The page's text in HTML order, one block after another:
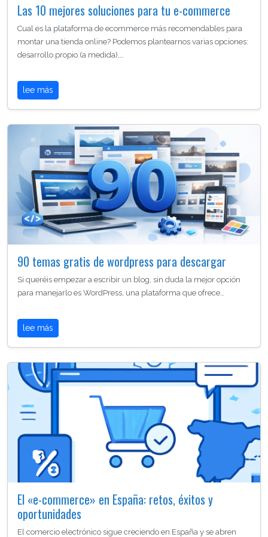
Las 10 mejores soluciones para tu e-commerce
Cual es la plataforma de ecommerce más recomendables para
montar una tienda online? Podemos plantearnos varias opciones:
desarrollo propio (a medida),…
lee más
90 temas gratis de wordpress para descargar
Si queréis empezar a escribir un blog, sin duda la mejor opción
para manejarlo es WordPress, una plataforma que ofrece…
lee más
El «e-commerce» en España: retos, éxitos y
oportunidades
El comercio electrónico sigue creciendo en España y se abren